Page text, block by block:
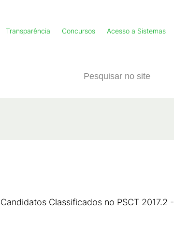
Transparência Concursos Acesso a Sistemas
Classificados no PSCT 2017.2 -